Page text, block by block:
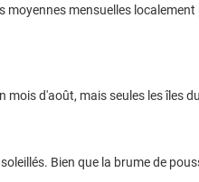
moyennes mensuelles
mois d'août, mais seules les îles
Bien que la brume de